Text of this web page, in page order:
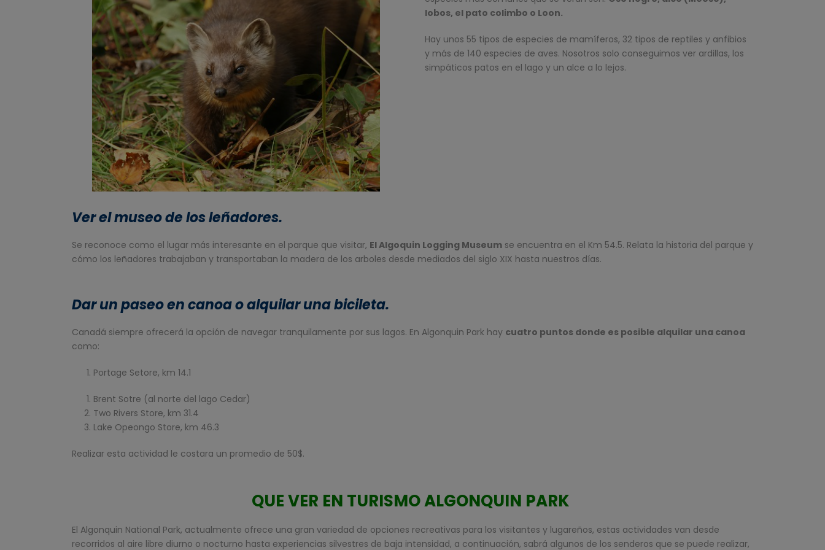
lobos, el pato colimbo o Loon.
Hay unos 55 tipos de especies de mamíferos, 32 tipos de reptiles y anfibios
y más de 140 especies de aves. Nosotros solo conseguimos ver ardillas, los
simpáticos patos en el lago y un alce a lo lejos.
Ver el museo de los leñadores.
Se reconoce como el lugar más interesante en el parque que visitar, El Algoquin Logging Museum se encuentra en el Km 54.5. Relata la historia del parque y
cómo los leñadores trabajaban y transportaban la madera de los arboles desde mediados del siglo XIX hasta nuestros días.
Dar un paseo en canoa o alquilar una bicileta.
Canadá siempre ofrecerá la opción de navegar tranquilamente por sus lagos. En Algonquin Park hay cuatro puntos donde es posible alquilar una canoa
como:
Portage Setore, km 14.1
Brent Sotre (al norte del lago Cedar)
Two Rivers Store, km 31.4
Lake Opeongo Store, km 46.3
Realizar esta actividad le costara un promedio de 50$.
QUE VER EN TURISMO ALGONQUIN PARK
El Algonquin National Park, actualmente ofrece una gran variedad de opciones recreativas para los visitantes y lugareños, estas actividades van desde
recorridos al aire libre diurno o nocturno hasta experiencias silvestres de baja intensidad, a continuación, sabrá algunos de los senderos que se puede realizar,